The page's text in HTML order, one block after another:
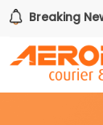
Breaking
Gana uno de